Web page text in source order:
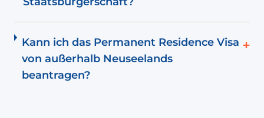
Kann ich das Permanent Residence Visa
von außerhalb Neuseelands
beantragen?
+